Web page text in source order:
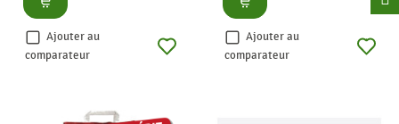
Ajouter au
comparateur
Ajouter au
comparateur